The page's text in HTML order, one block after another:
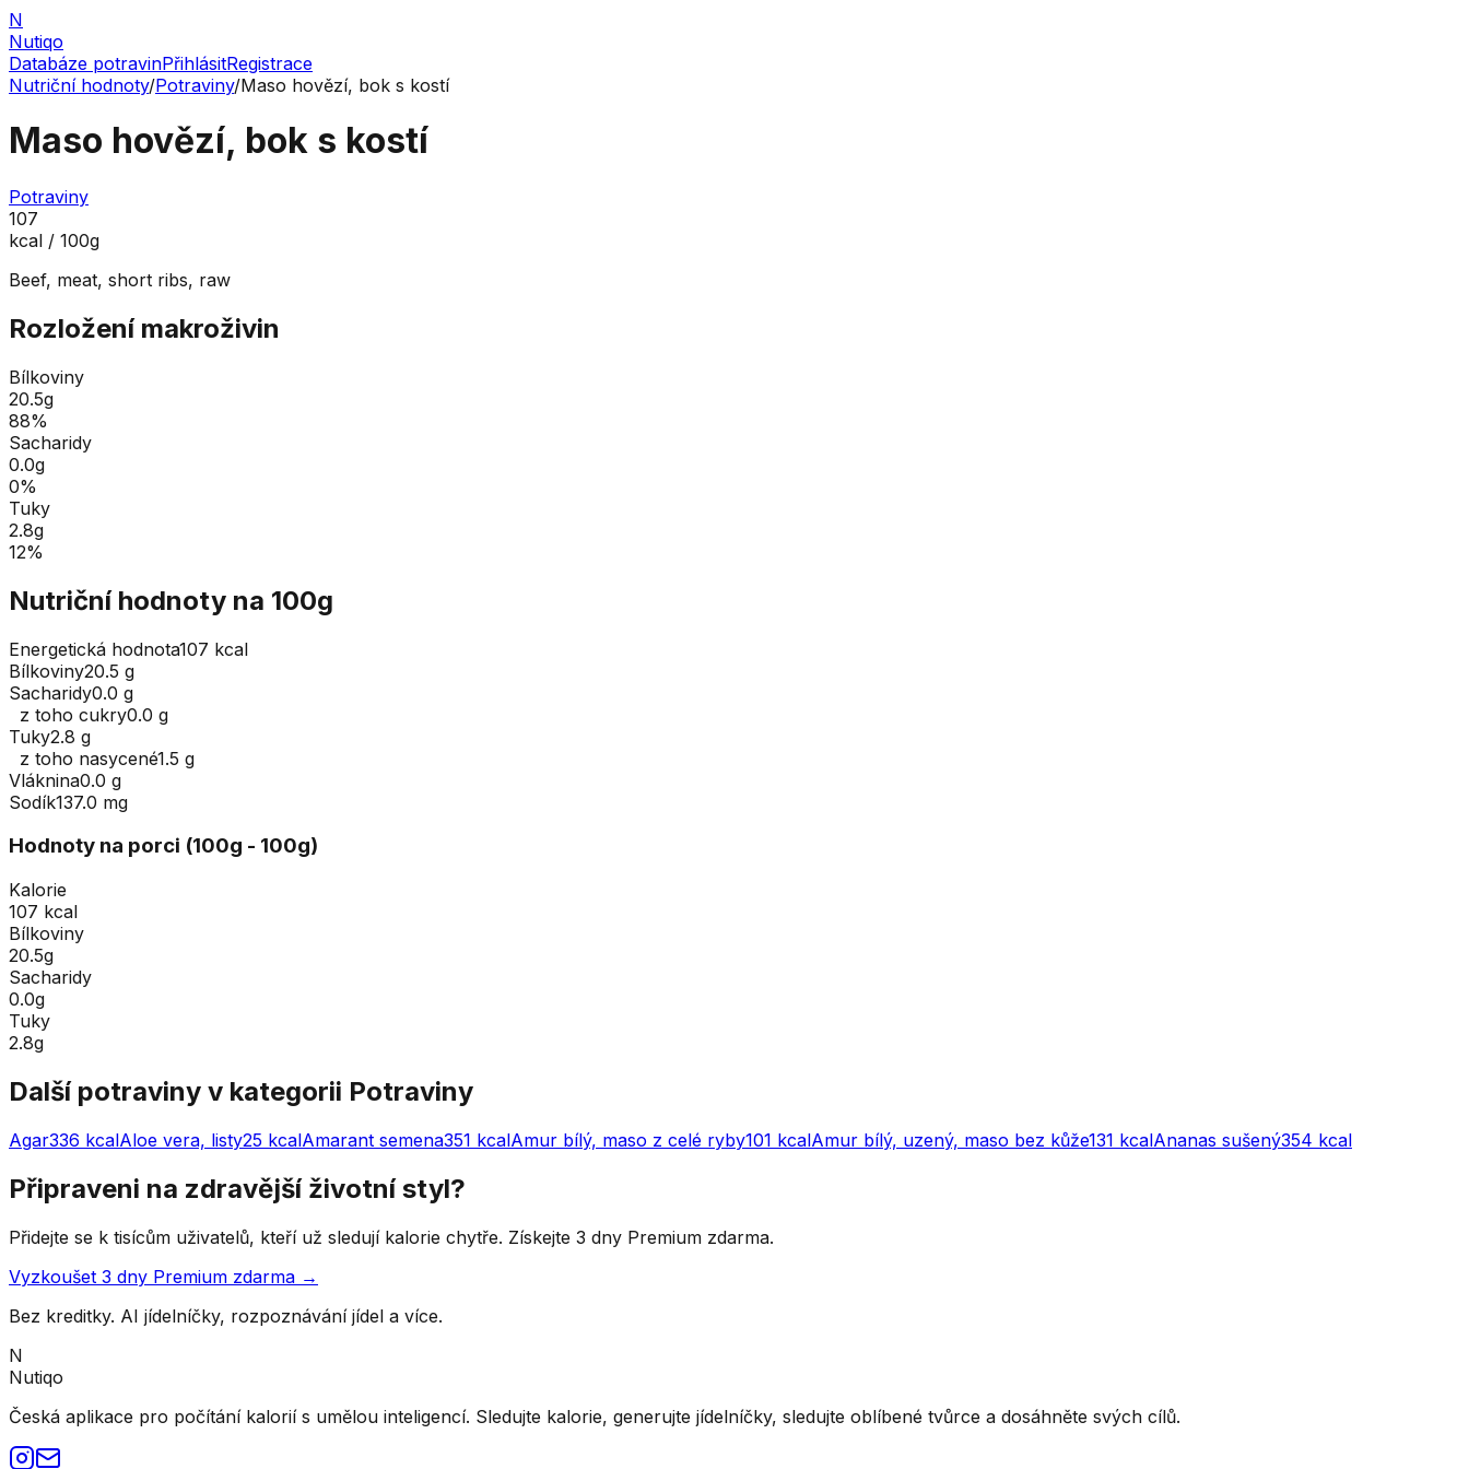
N
Nutiqo
Databáze potravinPřihlásitRegistrace
Nutriční hodnoty/Potraviny/Maso hovězí, bok s kostí
Maso hovězí, bok s kostí
Potraviny
107
kcal / 100g
Beef, meat, short ribs, raw
Rozložení makroživin
Bílkoviny
20.5g
88%
Sacharidy
0.0g
0%
Tuky
2.8g
12%
Nutriční hodnoty na 100g
Energetická hodnota107 kcal
Bílkoviny20.5 g
Sacharidy0.0 g
z toho cukry0.0 g
Tuky2.8 g
z toho nasycené1.5 g
Vláknina0.0 g
Sodík137.0 mg
Hodnoty na porci (100g - 100g)
Kalorie
107 kcal
Bílkoviny
20.5g
Sacharidy
0.0g
Tuky
2.8g
Další potraviny v kategorii Potraviny
Agar336 kcalAloe vera, listy25 kcalAmarant semena351 kcalAmur bílý, maso z celé ryby101 kcalAmur bílý, uzený, maso bez kůže131 kcalAnanas sušený354 kcal
Připraveni na zdravější životní styl?
Přidejte se k tisícům uživatelů, kteří už sledují kalorie chytře. Získejte 3 dny Premium zdarma.
Vyzkoušet 3 dny Premium zdarma →
Bez kreditky. AI jídelníčky, rozpoznávání jídel a více.
N
Nutiqo
Česká aplikace pro počítání kalorií s umělou inteligencí. Sledujte kalorie, generujte jídelníčky, sledujte oblíbené tvůrce a dosáhněte svých cílů.